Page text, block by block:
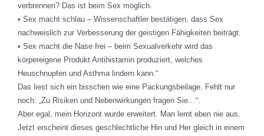
verbrennen? Das ist beim Sex möglich.
• Sex macht schlau – Wissenschaftler bestätigen, dass Sex
nachweislich zur Verbesserung der geistigen Fähigkeiten beiträgt.
• Sex macht die Nase frei – beim Sexualverkehr wird das
körpereigene Produkt Antihistamin produziert, welches
Heuschnupfen und Asthma lindern kann.“
Das liest sich ein bisschen wie eine Packungsbeilage. Fehlt nur
noch: „Zu Risiken und Nebenwirkungen fragen Sie…“.
Aber egal, mein Horizont wurde erweitert. Man lernt eben nie aus.
Jetzt erscheint dieses geschlechtliche Hin und Her gleich in einem